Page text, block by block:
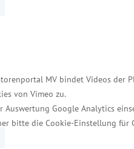
MV bindet Videos der
von Vimeo zu.
Auswertung Google Analytics
bitte die Cookie-Einstellung für
3,68 Millionen Euro
56 vom
6,13 Millionen
nachhaltig